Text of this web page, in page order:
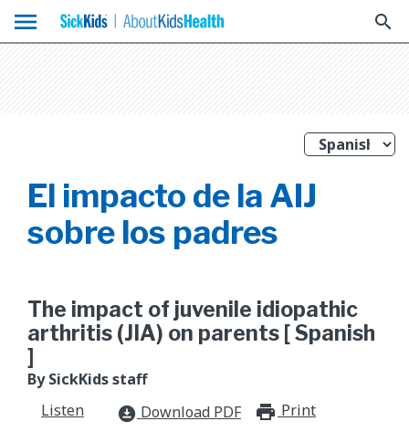
menu search
El impacto de la AIJ
sobre los padres
The impact of juvenile idiopathic
arthritis (JIA) on parents [ Spanish
]
By SickKids staff
Listen
download_for_offline Download PDF Print